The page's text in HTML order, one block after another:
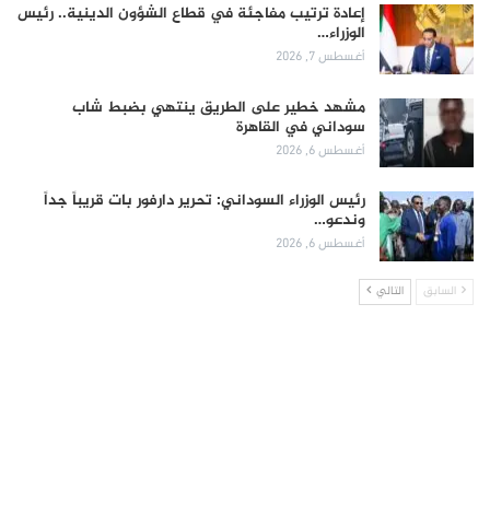
إعادة ترتيب مفاجئة في قطاع الشؤون الدينية.. رئيس
الوزراء…
أغسطس 7, 2026
مشهد خطير على الطريق ينتهي بضبط شاب
سوداني في القاهرة
أغسطس 6, 2026
رئيس الوزراء السوداني: تحرير دارفور بات قريباً جداً
وندعو…
أغسطس 6, 2026
السابق التالي